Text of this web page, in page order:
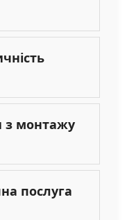
з монтажу
послуга